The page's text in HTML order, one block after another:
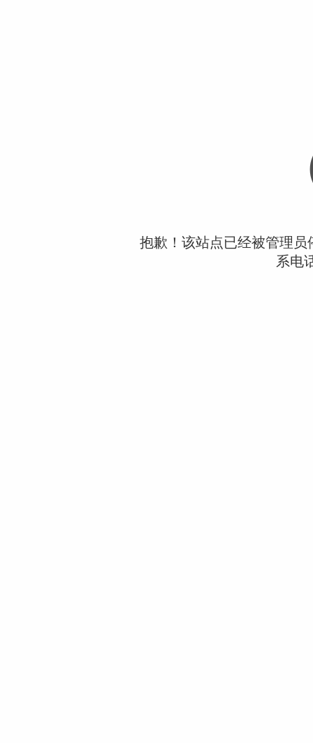
抱歉！该站点已经被管理
系电